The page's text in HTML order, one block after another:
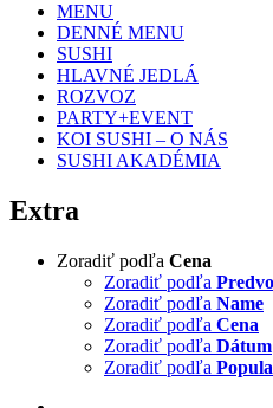
MENU
DENNÉ MENU
SUSHI
HLAVNÉ JEDLÁ
ROZVOZ
PARTY+EVENT
KOI SUSHI – O NÁS
SUSHI AKADÉMIA
Extra
Zoradiť podľa Cena
Zoradiť podľa
Zoradiť podľa Name
Zoradiť podľa Cena
Zoradiť podľa Dátum
Zoradiť podľa